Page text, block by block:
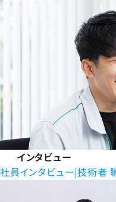
インタビュー
社員インタビュー 技術者